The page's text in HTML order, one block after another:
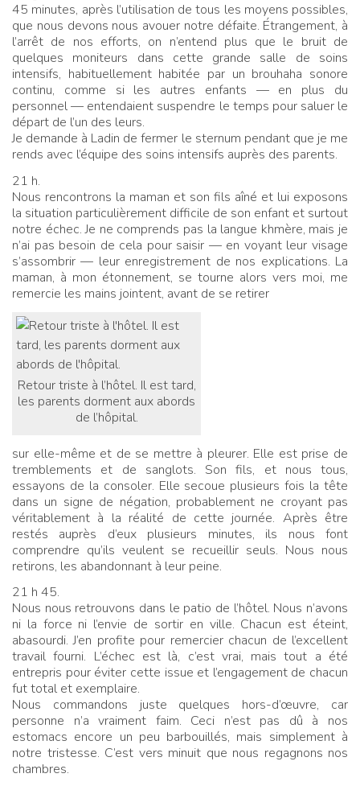
45 minutes, après l’utilisation de tous les moyens possibles,
que nous devons nous avouer notre défaite. Étrangement, à
l’arrêt de nos efforts, on n’entend plus que le bruit de
quelques moniteurs dans cette grande salle de soins
intensifs, habituellement habitée par un brouhaha sonore
continu, comme si les autres enfants — en plus du
personnel — entendaient suspendre le temps pour saluer le
départ de l’un des leurs.
Je demande à Ladin de fermer le sternum pendant que je me
rends avec l’équipe des soins intensifs auprès des parents.
21 h.
Nous rencontrons la maman et son fils aîné et lui exposons
la situation particulièrement difficile de son enfant et surtout
notre échec. Je ne comprends pas la langue khmère, mais je
n’ai pas besoin de cela pour saisir — en voyant leur visage
s’assombrir — leur enregistrement de nos explications. La
maman, à mon étonnement, se tourne alors vers moi, me
remercie les mains jointent, avant de se retirer
Retour triste à l’hôtel. Il est tard,
les parents dorment aux abords
de l’hôpital.
sur elle-même et de se mettre à pleurer. Elle est prise de
tremblements et de sanglots. Son fils, et nous tous,
essayons de la consoler. Elle secoue plusieurs fois la tête
dans un signe de négation, probablement ne croyant pas
véritablement à la réalité de cette journée. Après être
restés auprès d’eux plusieurs minutes, ils nous font
comprendre qu’ils veulent se recueillir seuls. Nous nous
retirons, les abandonnant à leur peine.
21 h 45.
Nous nous retrouvons dans le patio de l’hôtel. Nous n’avons
ni la force ni l’envie de sortir en ville. Chacun est éteint,
abasourdi. J’en profite pour remercier chacun de l’excellent
travail fourni. L’échec est là, c’est vrai, mais tout a été
entrepris pour éviter cette issue et l’engagement de chacun
fut total et exemplaire.
Nous commandons juste quelques hors-d’œuvre, car
personne n’a vraiment faim. Ceci n’est pas dû à nos
estomacs encore un peu barbouillés, mais simplement à
notre tristesse. C’est vers minuit que nous regagnons nos
chambres.